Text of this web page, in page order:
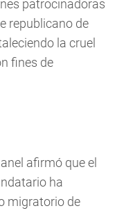
patrocinadoras
republicano de
la cruel
fines de
afirmó que el
ha
migratorio de